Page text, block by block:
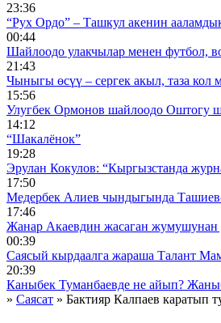
23:36
“Рух Ордо” – Ташкул акенин
00:44
Шайлоодо улакчылар менен футбол,
21:43
Чыныгы өсүү – сергек акыл, таза кол
15:56
Улугбек Ормонов шайлоодо Оштогу
14:12
“Шакалёнок”
19:28
Эрулан Кокулов: “Кыргызстанда
17:50
Медербек Алиев чындыгында
17:46
Жанар Акаевдин жасаган
00:39
Саясый кырдаалга жараша Талант
20:39
Каныбек Туманбаевде не айып?
» Саясат » Бактияр Калпаев каратып